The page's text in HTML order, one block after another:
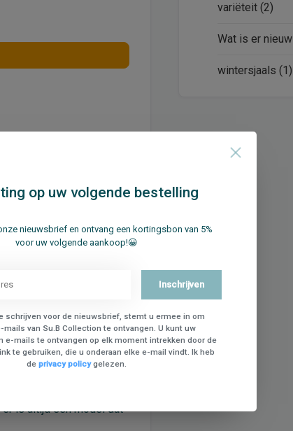
ander vooral comfort en
voor hoogwaardig
aan subtiele stiksels,
is altijd een model dat
variëteit (2)
Wat is er nieuw
wintersjaals (1)
op uw volgende bestelling
nieuwsbrief en ontvang een kortingsbon van 5%
voor uw volgende aankoop!😀
Inschrijven
schrijven voor de nieuwsbrief, stemt u ermee in om
mails van Su.B Collection te ontvangen. U kunt uw
e-mails te ontvangen op elk moment intrekken door de
te gebruiken, die u onderaan elke e-mail vindt. Ik heb
de privacy policygelezen.